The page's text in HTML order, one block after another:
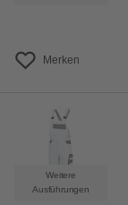
Merken
Weitere
Ausführungen